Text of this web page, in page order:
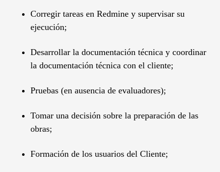
Corregir tareas en Redmine y supervisar su
ejecución;
Desarrollar la documentación técnica y coordinar
la documentación técnica con el cliente;
Pruebas (en ausencia de evaluadores);
Tomar una decisión sobre la preparación de las
obras;
Formación de los usuarios del Cliente;